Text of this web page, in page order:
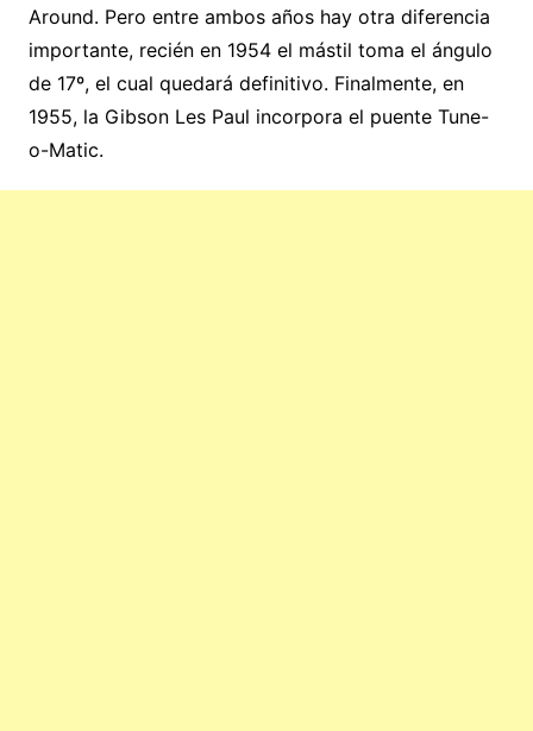
Around. Pero entre ambos años hay otra diferencia
importante, recién en 1954 el mástil toma el ángulo
de 17º, el cual quedará definitivo. Finalmente, en
1955, la Gibson Les Paul incorpora el puente Tune-
o-Matic.